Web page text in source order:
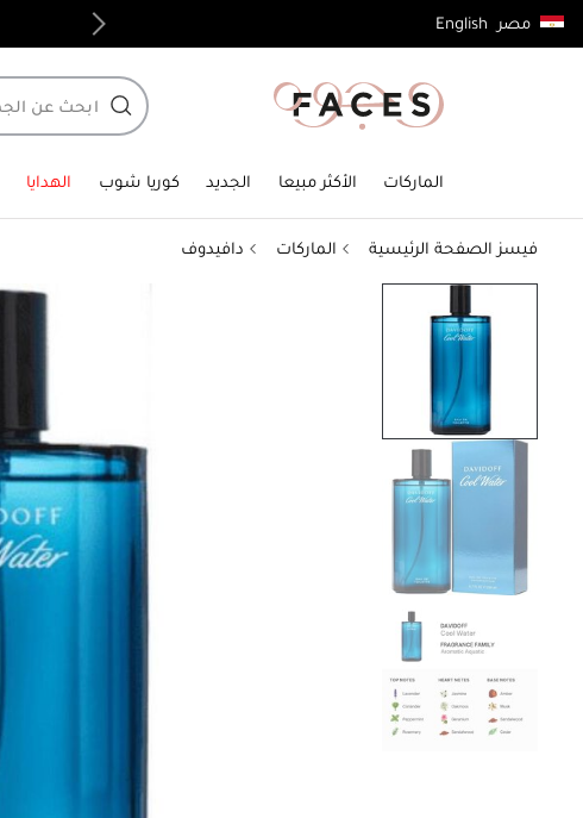
مصر English
توصيل مجاني لجميع الطلبات فوق 4,000ج.م
الماركات الأكثر مبيعا الجديد كوريا شوب الهدايا
فيسز الصفحة الرئيسية الماركات دافيدوف